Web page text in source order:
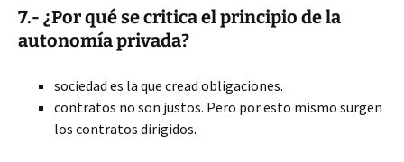
7.- ¿Por qué se critica el principio de la
autonomía privada?
sociedad es la que cread obligaciones.
contratos no son justos. Pero por esto mismo surgen
los contratos dirigidos.